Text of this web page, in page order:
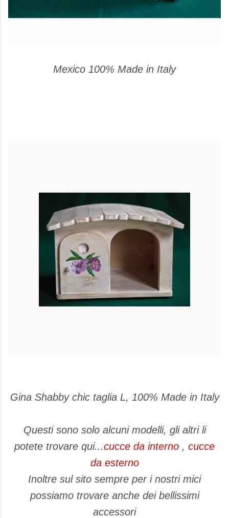
Mexico 100% Made in Italy
Gina Shabby chic taglia L, 100% Made in Italy
Questi sono solo alcuni modelli, gli altri li
potete trovare qui...cucce da interno , cucce
da esterno
Inoltre sul sito sempre per i nostri mici
possiamo trovare anche dei bellissimi
accessori